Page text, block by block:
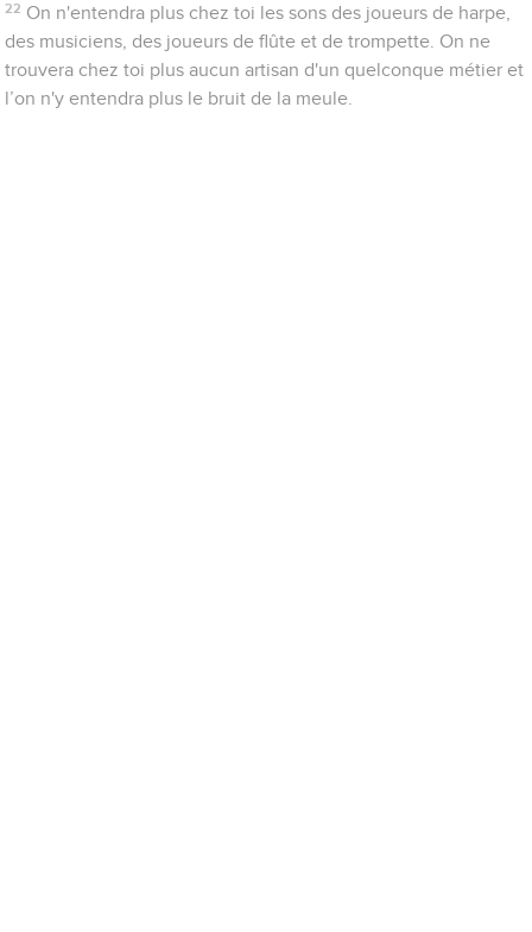
22 On n'entendra plus chez toi les sons des joueurs de harpe,
des musiciens, des joueurs de flûte et de trompette. On ne
trouvera chez toi plus aucun artisan d'un quelconque métier et
l’on n'y entendra plus le bruit de la meule.